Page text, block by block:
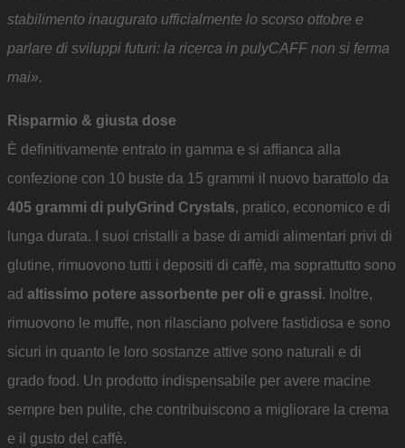
stabilimento inaugurato ufficialmente lo scorso ottobre e
parlare di sviluppi futuri: la ricerca in pulyCAFF non si ferma
mai».
Risparmio & giusta dose
È definitivamente entrato in gamma e si affianca alla
confezione con 10 buste da 15 grammi il nuovo barattolo da
405 grammi di pulyGrind Crystals, pratico, economico e di
lunga durata. I suoi cristalli a base di amidi alimentari privi di
glutine, rimuovono tutti i depositi di caffè, ma soprattutto sono
ad altissimo potere assorbente per oli e grassi. Inoltre,
rimuovono le muffe, non rilasciano polvere fastidiosa e sono
sicuri in quanto le loro sostanze attive sono naturali e di
grado food. Un prodotto indispensabile per avere macine
sempre ben pulite, che contribuiscono a migliorare la crema
e il gusto del caffè.